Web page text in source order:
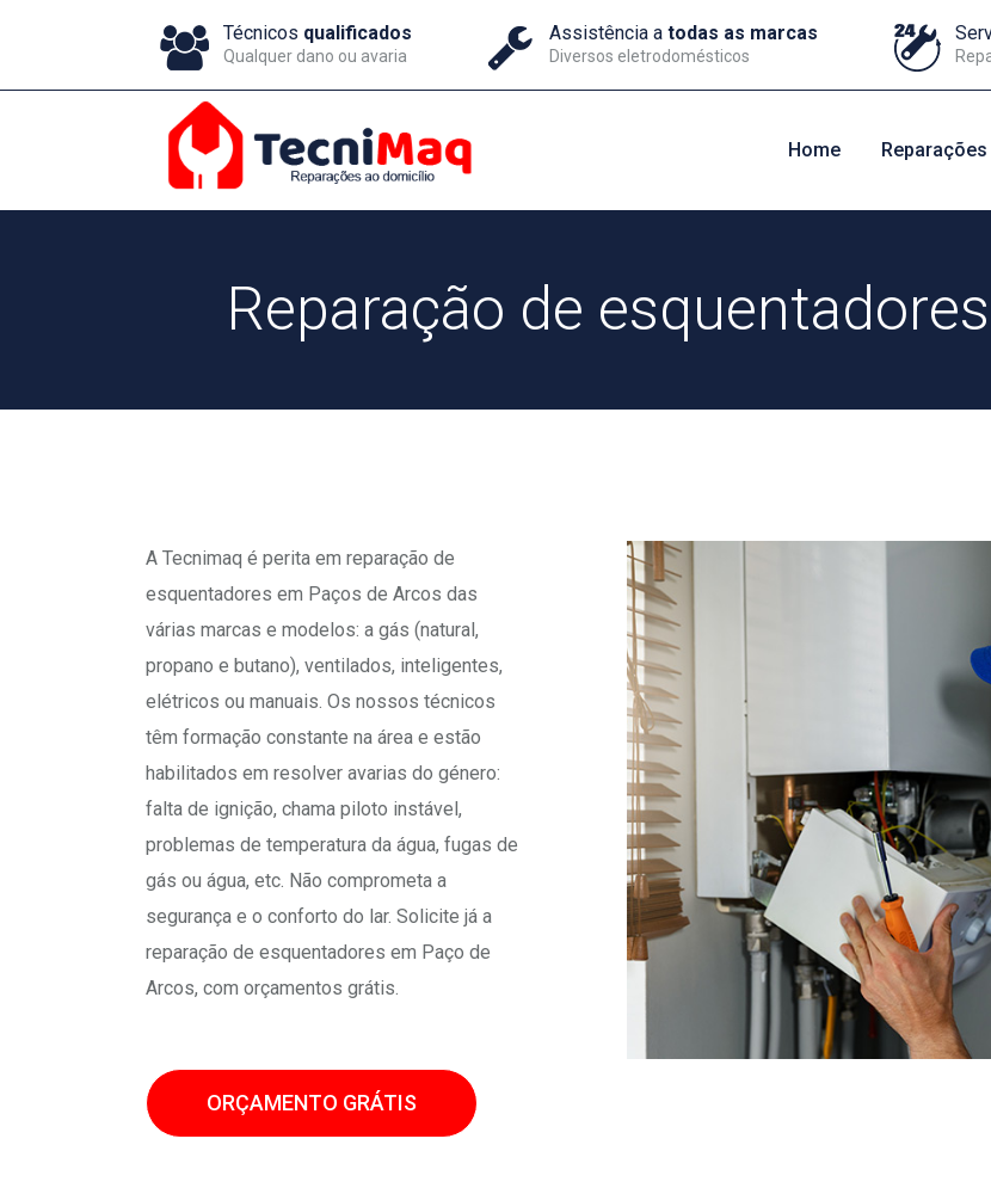
Técnicos qualificados
Qualquer dano ou avaria
Assistência a todas as marcas
Diversos eletrodomésticos
Home Reparações
Reparação de
A Tecnimaq é perita em reparação de
esquentadores em Paços de Arcos das
várias marcas e modelos: a gás (natural,
propano e butano), ventilados, inteligentes,
elétricos ou manuais. Os nossos técnicos
têm formação constante na área e estão
habilitados em resolver avarias do género:
falta de ignição, chama piloto instável,
problemas de temperatura da água, fugas de
gás ou água, etc. Não comprometa a
segurança e o conforto do lar. Solicite já a
reparação de esquentadores em Paço de
Arcos, com orçamentos grátis.
ORÇAMENTO GRÁTIS